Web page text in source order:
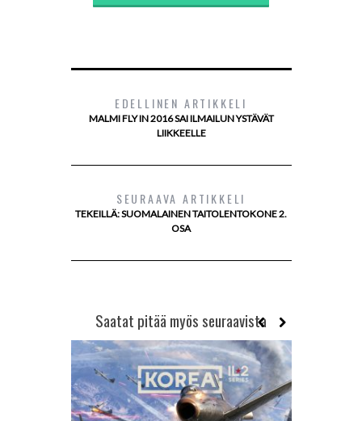
EDELLINEN ARTIKKELI
MALMI FLY IN 2016 SAI ILMAILUN YSTÄVÄT
LIIKKEELLE
SEURAAVA ARTIKKELI
TEKEILLÄ: SUOMALAINEN TAITOLENTOKONE 2.
OSA
Saatat pitää myös seuraavista